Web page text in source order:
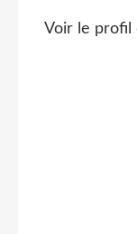
Voir le profil